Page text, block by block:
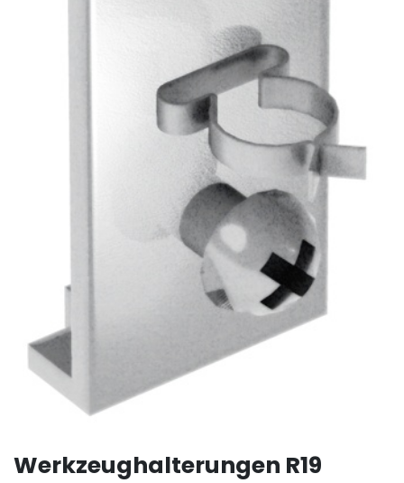
Werkzeughalterungen R19